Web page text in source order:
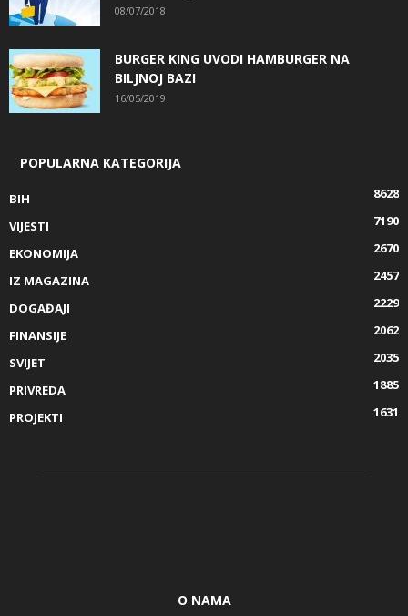
08/07/2018
BURGER KING UVODI HAMBURGER NA
BILJNOJ BAZI
16/05/2019
POPULARNA KATEGORIJA
BIH
8628
VIJESTI
7190
EKONOMIJA
2670
IZ MAGAZINA
2457
DOGAĐAJI
2229
FINANSIJE
2062
SVIJET
2035
PRIVREDA
1885
PROJEKTI
1631
O NAMA